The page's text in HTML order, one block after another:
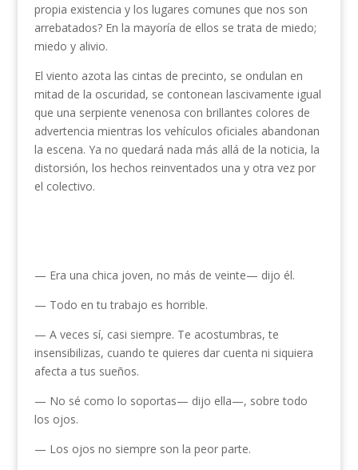
propia existencia y los lugares comunes que nos son
arrebatados? En la mayoría de ellos se trata de miedo;
miedo y alivio.
El viento azota las cintas de precinto, se ondulan en
mitad de la oscuridad, se contonean lascivamente igual
que una serpiente venenosa con brillantes colores de
advertencia mientras los vehículos oficiales abandonan
la escena. Ya no quedará nada más allá de la noticia, la
distorsión, los hechos reinventados una y otra vez por
el colectivo.
— Era una chica joven, no más de veinte— dijo él.
— Todo en tu trabajo es horrible.
— A veces sí, casi siempre. Te acostumbras, te
insensibilizas, cuando te quieres dar cuenta ni siquiera
afecta a tus sueños.
— No sé como lo soportas— dijo ella—, sobre todo
los ojos.
— Los ojos no siempre son la peor parte.